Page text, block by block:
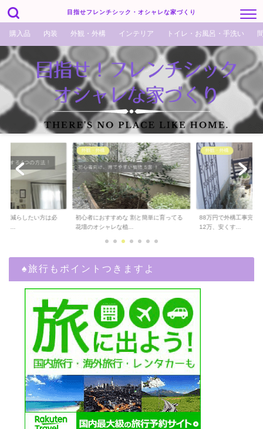
目指せフレンチシック・オシャレな家づくり
購入品 内装 外観・外構 インテリア トイレ・お風呂・手洗い
も減らしたい方は必
ら...
外観・外構
初心者におすすめな 割と簡単に育ってる
花壇のオシャレな植...
外観・外構
88万円で外構工事完了
12万、安くす...
♠︎旅行もポイントつきますよ